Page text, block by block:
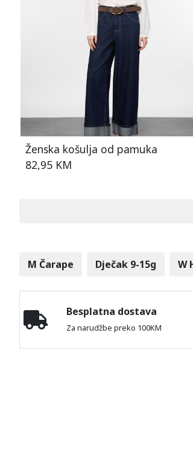
Ženska košulja od pamuka
82,95 KM
M Čarape Dječak 9-15g W
Besplatna dostava
Za narudžbe preko 100KM